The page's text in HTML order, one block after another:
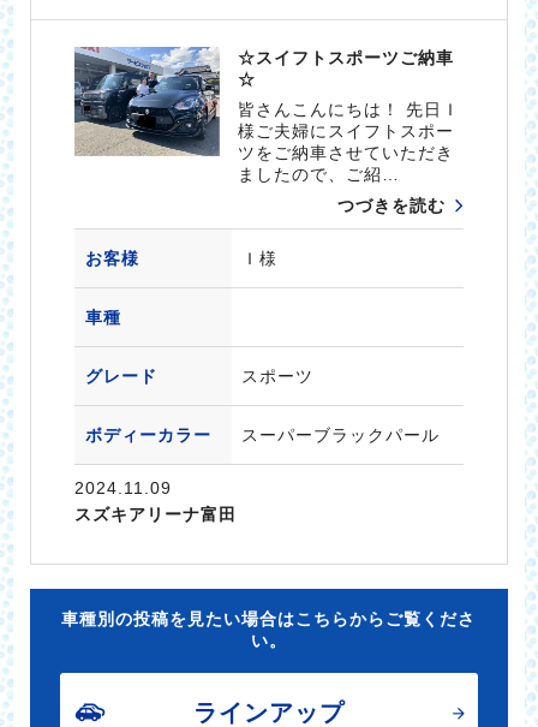
☆スイフトスポーツご納車
☆
皆さんこんにちは！ 先日Ｉ
様ご夫婦にスイフトスポー
ツをご納車させていただき
ましたので、ご紹…
つづきを読む
お客様 Ｉ様
車種
グレード スポーツ
ボディーカラー スーパーブラックパール
2024.11.09
スズキアリーナ富田
車種別の投稿を見たい場合はこちらからご覧くださ
い。
ラインアップ